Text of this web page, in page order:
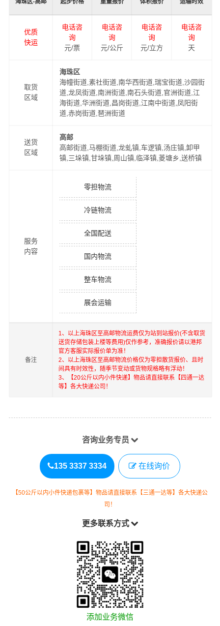
海珠区-高邮 起步价格 重量报价 体积报价 运输时效
优质
快运
电话咨
询
元/票
电话咨
询
元/公斤
电话咨
询
元/立方
电话咨
询
天
取货
区域
海珠区
海幢街道,素社街道,南华西街道,瑞宝街道,沙园街
道,龙凤街道,南洲街道,南石头街道,官洲街道,江
海街道,华洲街道,昌岗街道,江南中街道,凤阳街
道,赤岗街道,琶洲街道
送货
区域
高邮
高邮街道,马棚街道,龙虬镇,车逻镇,汤庄镇,卸甲
镇,三垛镇,甘垛镇,周山镇,临泽镇,菱塘乡,送桥镇
服务
内容
零担物流
冷链物流
全国配送
国内物流
整车物流
展会运输
备注
1、以上海珠区 至高邮物流运费仅为站到站报价(不含取货
送货存储包装上楼等费用)仅作参考，准确报价请以港邦
官方客服实际报价单为准！
2、以上海珠区 至高邮物流价格仅为零担散货报价、且时
间具有时效性，随季节变动或货物规格略有浮动！
3、【20公斤以内小件快递】物品请直接联系【四通一达
等】各大快递公司！
咨询业务专员
135 3337 3334 在线询价
【50公斤以内小件快递包裹等】物品请直接联系【三通一达等】各大快递公
司！
更多联系方式
添加业务微信